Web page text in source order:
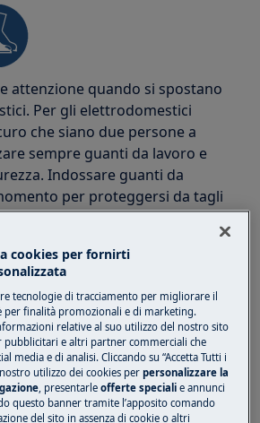
attenzione quando si spostano
Per gli elettrodomestici
che siano due persone a
sempre guanti da lavoro e
Indossare guanti da
per proteggersi da tagli
DI LESIONI OCULARI
cookies per fornirti
tecnologie di tracciamento per migliorare il
per finalità promozionali e di marketing.
relative al suo utilizzo del nostro sito
e altri partner commerciali che
media e di analisi. Cliccando su “Accetta Tutti i
nostro utilizzo dei cookies perpersonalizzare la
, presentarleofferte speciali e annunci
questo banner tramite l’apposito comando
del sito in assenza di cookie o altri